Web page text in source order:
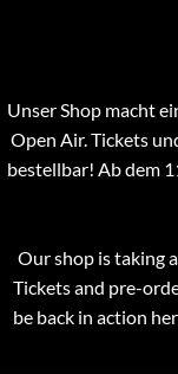
Unser Shop macht
Open Air. Tickets
bestellbar! Ab dem
Our shop is taking
Tickets and pre-
be back in action